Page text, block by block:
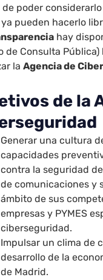
poder
pueden hacerlo
hay
de Consulta
laAgencia de
de la
Generar una cultura
capacidades
contra la seguridad
de comunicaciones y
ámbito de sus
empresas y PYMES
ciberseguridad.
Impulsar un clima de
desarrollo de la
de Madrid.